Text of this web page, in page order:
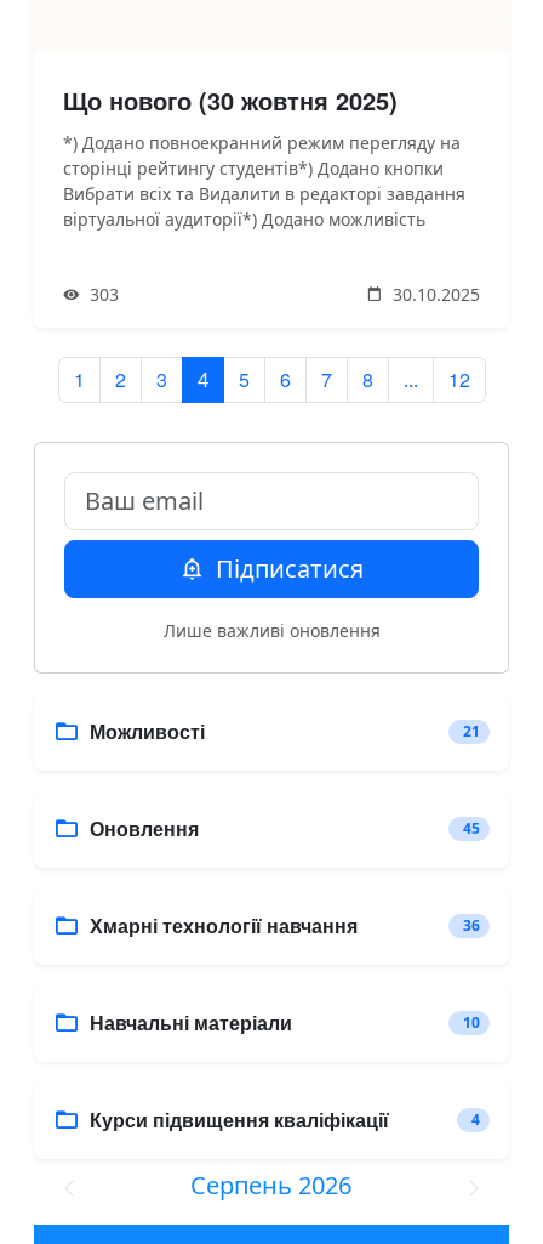
Що нового (30 жовтня 2025)
*) Додано повноекранний режим перегляду на
сторінці рейтингу студентів*) Додано кнопки
Вибрати всіх та Видалити в редакторі завдання
віртуальної аудиторії*) Додано можливість
відділеннями, циклами, видами робіт що входять
303 30.10.2025
1 2 3 4 5 6 7 8 ... 12
Email
Підписатися
Лише важливі оновлення
Можливості 21
Оновлення 45
Хмарні технології навчання 36
Навчальні матеріали 10
Курси підвищення кваліфікації 4
Серпень 2026